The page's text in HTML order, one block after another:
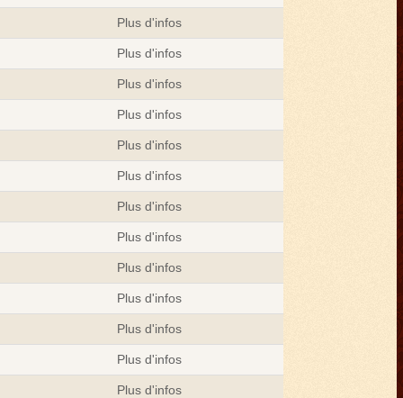
Plus d'infos
Plus d'infos
Plus d'infos
Plus d'infos
Plus d'infos
Plus d'infos
Plus d'infos
Plus d'infos
Plus d'infos
Plus d'infos
Plus d'infos
Plus d'infos
Plus d'infos